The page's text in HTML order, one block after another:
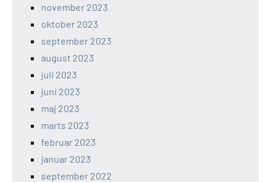
november 2023
oktober 2023
september 2023
august 2023
juli 2023
juni 2023
maj 2023
marts 2023
februar 2023
januar 2023
september 2022